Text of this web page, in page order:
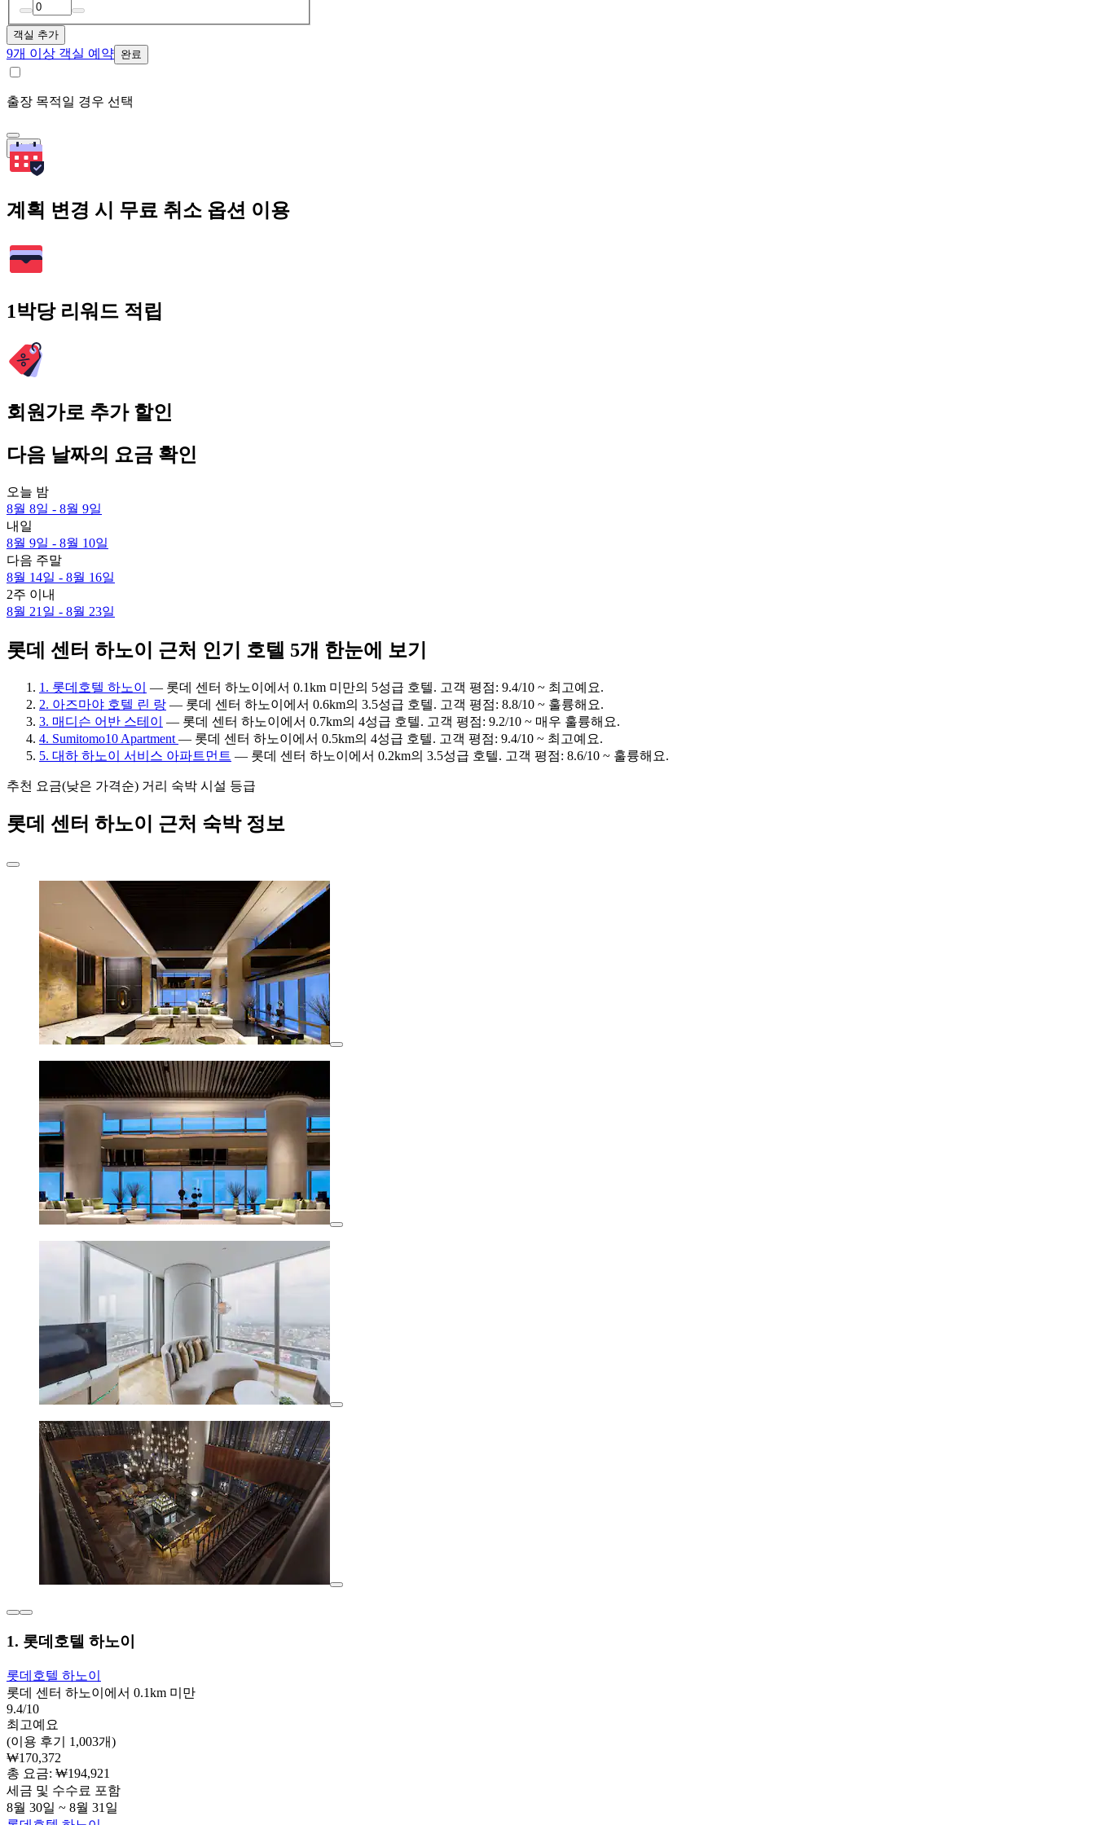
객실 추가
9개 이상 객실 예약 완료
출장 목적일 경우 선택
검색
계획 변경 시 무료 취소 옵션 이용
1박당 리워드 적립
회원가로 추가 할인
다음 날짜의 요금 확인
오늘 밤
8월 8일 - 8월 9일
내일
8월 9일 - 8월 10일
다음 주말
8월 14일 - 8월 16일
2주 이내
8월 21일 - 8월 23일
롯데 센터 하노이 근처 인기 호텔 5개 한눈에 보기
1. 롯데호텔 하노이
— 롯데 센터 하노이에서 0.1km 미만의 5성급 호텔. 고객 평점: 9.4/10 ~ 최고예요.
2. 아즈마야 호텔 린 랑 — 롯데 센터 하노이에서 0.6km의 3.5성급 호텔. 고객 평점: 8.8/10 ~ 훌륭해요.
3. 매디슨 어반 스테이
— 롯데 센터 하노이에서 0.7km의 4성급 호텔. 고객 평점: 9.2/10 ~ 매우 훌륭해요.
4. Sumitomo10 Apartment — 롯데 센터 하노이에서 0.5km의 4성급 호텔. 고객 평점: 9.4/10 ~ 최고예요.
5. 대하 하노이 서비스 아파트먼트 — 롯데 센터 하노이에서 0.2km의 3.5성급 호텔. 고객 평점: 8.6/10 ~ 훌륭해요.
추천 요금(낮은 가격순) 거리 숙박 시설 등급
롯데 센터 하노이 근처 숙박 정보
1. 롯데호텔 하노이
롯데호텔 하노이
롯데 센터 하노이에서 0.1km 미만
9.4/10
최고예요
(이용 후기 1,003개)
₩170,372
총 요금: ₩194,921
세금 및 수수료 포함
8월 30일 ~ 8월 31일